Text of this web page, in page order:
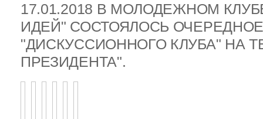
17.01.2018 В МОЛОДЕЖНОМ
ИДЕЙ" СОСТОЯЛОСЬ
"ДИСКУССИОННОГО КЛУБА" НА
ПРЕЗИДЕНТА".